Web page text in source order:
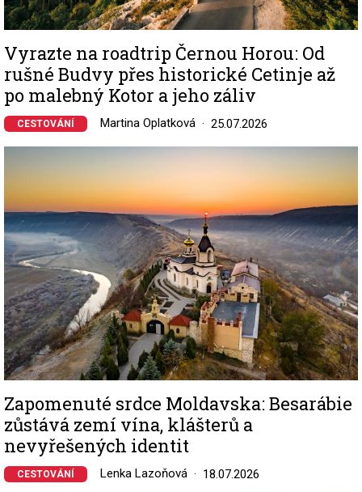
Vyrazte na roadtrip Černou Horou: Od
rušné Budvy přes historické Cetinje až
po malebný Kotor a jeho záliv
CESTOVÁNÍ Martina Oplatková 25.07.2026
Zapomenuté srdce Moldavska: Besarábie
zůstává zemí vína, klášterů a
nevyřešených identit
CESTOVÁNÍ Lenka Lazoňová 18.07.2026